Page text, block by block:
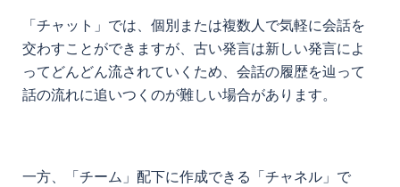
「チャット」では、個別または複数人で気軽に会話を
交わすことができますが、古い発言は新しい発言によ
ってどんどん流されていくため、会話の履歴を辿って
話の流れに追いつくのが難しい場合があります。
一方、「チーム」配下に作成できる「チャネル」で